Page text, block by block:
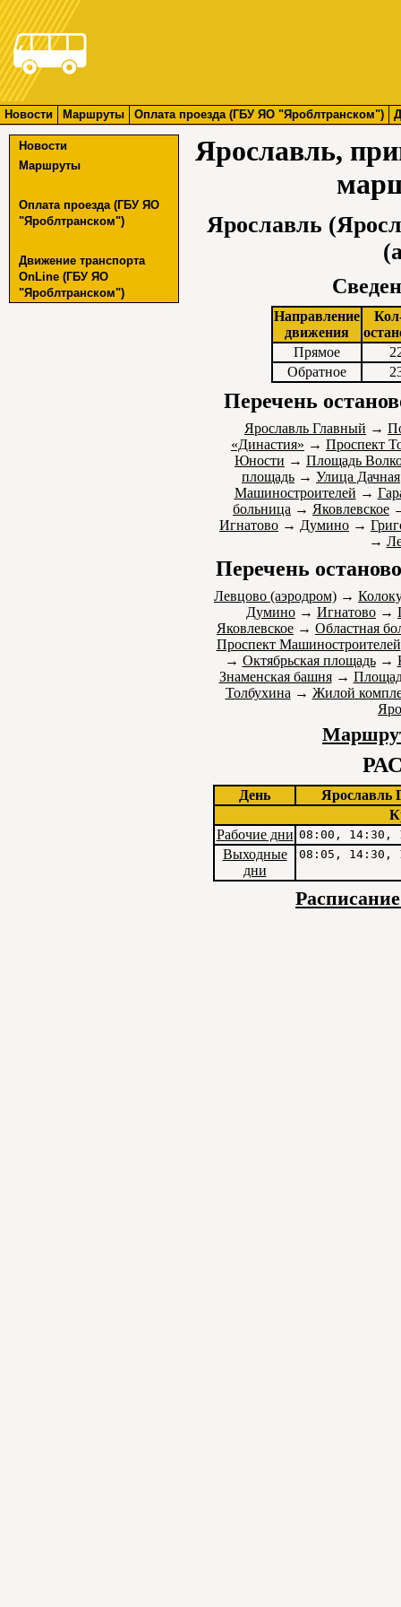
Новости Маршруты Оплата проезда (ГБУ ЯО "Яроблтранском")
Новости
Маршруты
Оплата проезда (ГБУ ЯО
"Яроблтранском")
Движение транспорта
OnLine (ГБУ ЯО
"Яроблтранском")
Ярославль,
Ярославль
Направление
движения
Прямое
Обратное
Перечень
Ярославль Главный →
«Династия» → Проспект
Юности → Площадь
площадь → Улица Дачная
Машиностроителей →
больница → Яковлевское
Игнатово → Думино →
→
Перечень
Левцово (аэродром) →
Думино → Игнатово →
Яковлевское → Областная
Проспект Машиностроителей
→ Октябрьская площадь→
Знаменская башня→
Толбухина → Жилой
День
Ярославль
Рабочие дни 08:00, 14:30,
Выходные
дни
08:05, 14:30,